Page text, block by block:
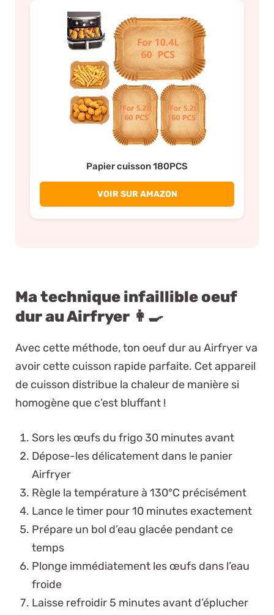
Papier cuisson 180PCS
VOIR SUR AMAZON
Ma technique infaillible oeuf
dur au Airfryer 👩‍🍳
Avec cette méthode, ton oeuf dur au Airfryer va
avoir cette cuisson rapide parfaite. Cet appareil
de cuisson distribue la chaleur de manière si
homogène que c’est bluffant !
Sors les œufs du frigo 30 minutes avant
Dépose-les délicatement dans le panier
Airfryer
Règle la température à 130°C précisément
Lance le timer pour 10 minutes exactement
Prépare un bol d’eau glacée pendant ce
temps
Plonge immédiatement les œufs dans l’eau
froide
Laisse refroidir 5 minutes avant d’éplucher